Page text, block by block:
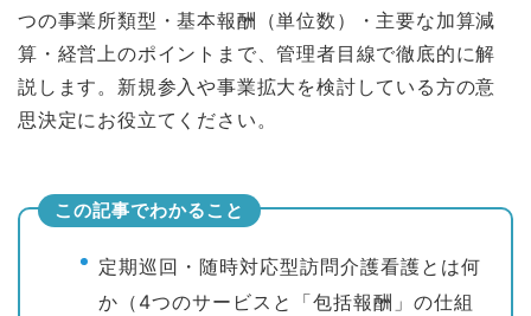
つの事業所類型・基本報酬（単位数）・主要な加算減
算・経営上のポイントまで、管理者目線で徹底的に解
説します。新規参入や事業拡大を検討している方の意
思決定にお役立てください。
この記事でわかること
定期巡回・随時対応型訪問介護看護とは何
か（4つのサービスと「包括報酬」の仕組